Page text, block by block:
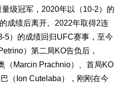
级冠军，2020年以（10-2）的
成绩后离开。2022年取得2连
5）的成绩回归UFC赛事，至今
）第二局KO告负后，
（Marcin Prachnio）、首局KO
（Ion Cutelaba），刚刚在今